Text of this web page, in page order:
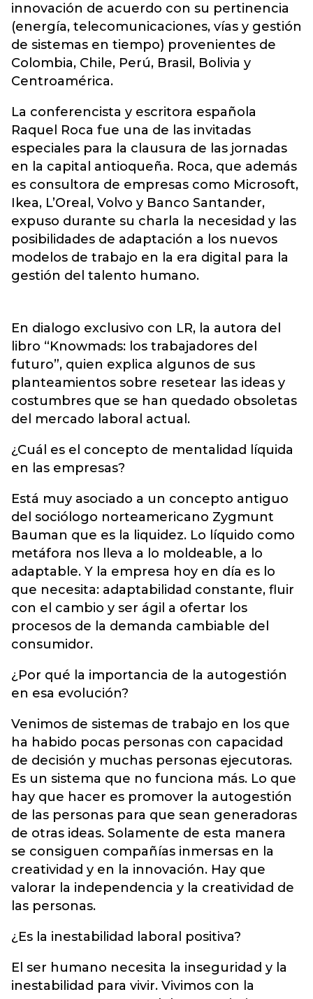
innovación de acuerdo con su pertinencia
(energía, telecomunicaciones, vías y gestión
de sistemas en tiempo) provenientes de
Colombia, Chile, Perú, Brasil, Bolivia y
Centroamérica.
La conferencista y escritora española
Raquel Roca fue una de las invitadas
especiales para la clausura de las jornadas
en la capital antioqueña. Roca, que además
es consultora de empresas como Microsoft,
Ikea, L’Oreal, Volvo y Banco Santander,
expuso durante su charla la necesidad y las
posibilidades de adaptación a los nuevos
modelos de trabajo en la era digital para la
gestión del talento humano.
En dialogo exclusivo con LR, la autora del
libro “Knowmads: los trabajadores del
futuro”, quien explica algunos de sus
planteamientos sobre resetear las ideas y
costumbres que se han quedado obsoletas
del mercado laboral actual.
¿Cuál es el concepto de mentalidad líquida
en las empresas?
Está muy asociado a un concepto antiguo
del sociólogo norteamericano Zygmunt
Bauman que es la liquidez. Lo líquido como
metáfora nos lleva a lo moldeable, a lo
adaptable. Y la empresa hoy en día es lo
que necesita: adaptabilidad constante, fluir
con el cambio y ser ágil a ofertar los
procesos de la demanda cambiable del
consumidor.
¿Por qué la importancia de la autogestión
en esa evolución?
Venimos de sistemas de trabajo en los que
ha habido pocas personas con capacidad
de decisión y muchas personas ejecutoras.
Es un sistema que no funciona más. Lo que
hay que hacer es promover la autogestión
de las personas para que sean generadoras
de otras ideas. Solamente de esta manera
se consiguen compañías inmersas en la
creatividad y en la innovación. Hay que
valorar la independencia y la creatividad de
las personas.
¿Es la inestabilidad laboral positiva?
El ser humano necesita la inseguridad y la
inestabilidad para vivir. Vivimos con la